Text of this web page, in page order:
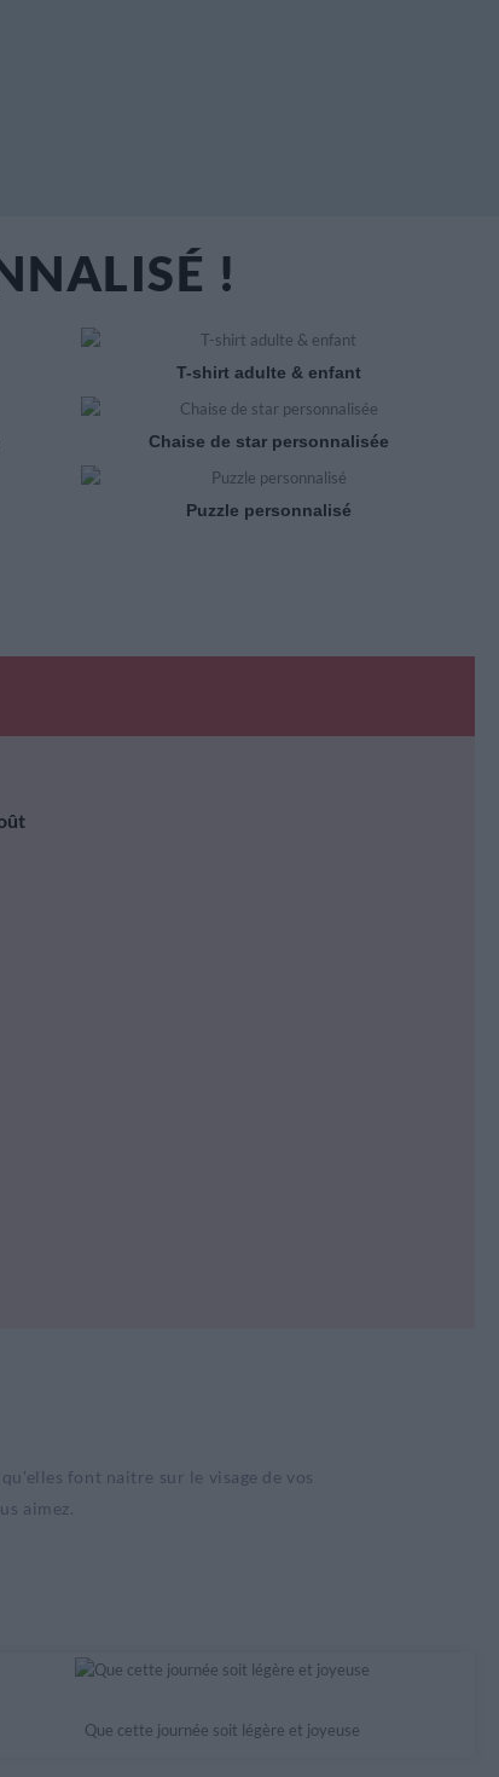
!
T-shirt adulte & enfant
Chaise de star personnalisée
Puzzle personnalisé
font naitre sur le visage de vos
aimez.
Que cette journée soit légère et joyeuse